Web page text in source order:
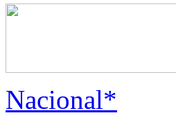
Nacional*